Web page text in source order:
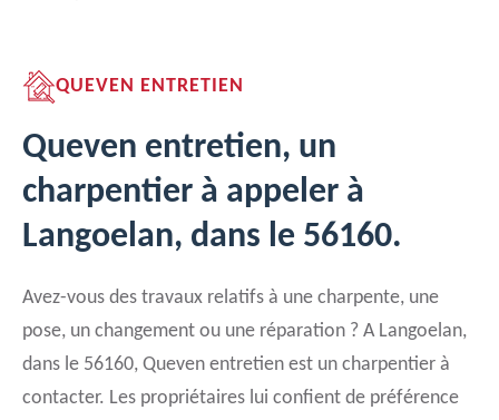
QUEVEN ENTRETIEN
Queven entretien, un
charpentier à appeler à
Langoelan, dans le 56160.
Avez-vous des travaux relatifs à une charpente, une
pose, un changement ou une réparation ? A Langoelan,
dans le 56160, Queven entretien est un charpentier à
contacter. Les propriétaires lui confient de préférence